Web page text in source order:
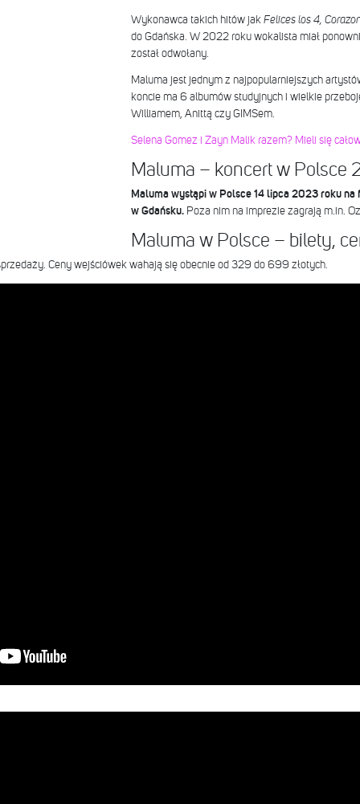
Wykonawca takich hitów jak Felices los 4,
do Gdańska. W 2022 roku wokalista miał
został odwołany.
Maluma jest jednym z najpopularniejszych
koncie ma 6 albumów studyjnych i wielkie
Williamem, Anittą czy GIMSem.
Selena Gomez i Zayn Malik razem? Mieli się
Maluma – koncert w Polsce
Maluma wystąpi w Polsce 14 lipca 2023 roku na
w Gdańsku.Poza nim na imprezie zagrają m.in.
Maluma w Polsce – bilety,
Ceny wejściówek wahają się obecnie od 329 do 699 złotych.